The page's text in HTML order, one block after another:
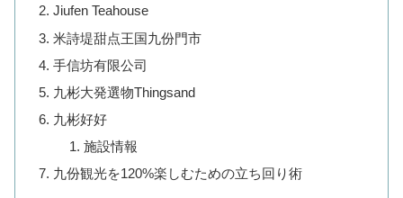
Jiufen Teahouse
米詩堤甜点王国九份門市
手信坊有限公司
九彬大発選物Thingsand
九彬好好
施設情報
九份観光を120%楽しむための立ち回り術